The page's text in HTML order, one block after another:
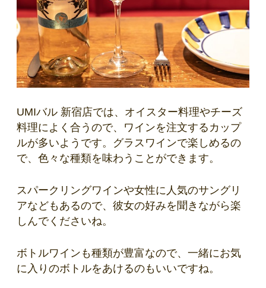
UMIバル 新宿店では、オイスター料理やチーズ
料理によく合うので、ワインを注文するカップ
ルが多いようです。グラスワインで楽しめるの
で、色々な種類を味わうことができます。
スパークリングワインや女性に人気のサングリ
アなどもあるので、彼女の好みを聞きながら楽
しんでくださいね。
ボトルワインも種類が豊富なので、一緒にお気
に入りのボトルをあけるのもいいですね。